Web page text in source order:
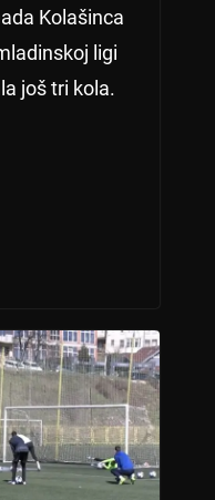
Kolašinca
ligi
još tri kola.